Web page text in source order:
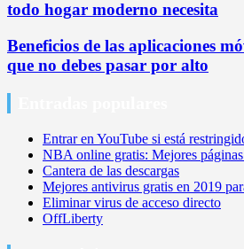
todo hogar moderno necesita
Beneficios de las aplicaciones
que no debes pasar por alto
Entrar en YouTube si está
NBA online gratis: Mejores
Cantera de las descargas
Mejores antivirus gratis en 2019
Eliminar virus de acceso directo
OffLiberty